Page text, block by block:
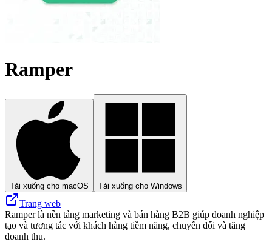
Ramper
Tải xuống cho macOS Tải xuống cho Windows
Trang web
Ramper là nền tảng marketing và bán hàng B2B giúp doanh nghiệp
tạo và tương tác với khách hàng tiềm năng, chuyển đổi và tăng
doanh thu.